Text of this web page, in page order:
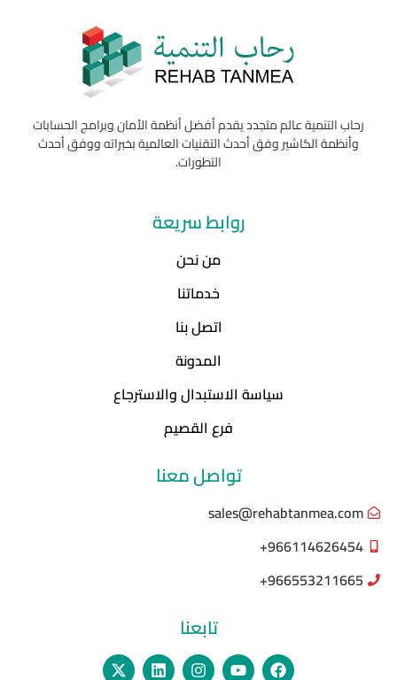
رحاب التنمية عالم متجدد يقدم أفضل أنظمة الأمان وبرامج الحسابات
وأنظمة الكاشير وفق أحدث التقنيات العالمية بخبراته ووفق أحدث
التطورات.
روابط سريعة
من نحن
خدماتنا
اتصل بنا
المدونة
سياسة الاستبدال والاسترجاع
فرع القصيم
تواصل معنا
sales@rehabtanmea.com
966114626454+
966553211665+
تابعنا